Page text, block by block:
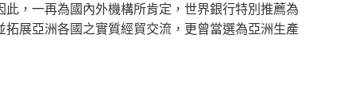
，一再為國內外機構所肯定，世界銀行特別推薦為
展亞洲各國之實質經貿交流，更曾當選為亞洲生產